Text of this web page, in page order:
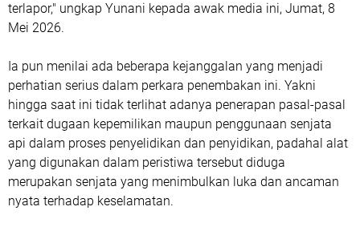
terlapor," ungkap Yunani kepada awak media ini, Jumat, 8
Mei 2026.
Ia pun menilai ada beberapa kejanggalan yang menjadi
perhatian serius dalam perkara penembakan ini. Yakni
hingga saat ini tidak terlihat adanya penerapan pasal-pasal
terkait dugaan kepemilikan maupun penggunaan senjata
api dalam proses penyelidikan dan penyidikan, padahal alat
yang digunakan dalam peristiwa tersebut diduga
merupakan senjata yang menimbulkan luka dan ancaman
nyata terhadap keselamatan.